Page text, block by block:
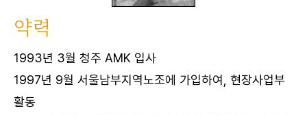
약력
1993년 3월 청주 AMK 입사
1997년 9월 서울남부지역노조에 가입하여, 현장사업부
활동